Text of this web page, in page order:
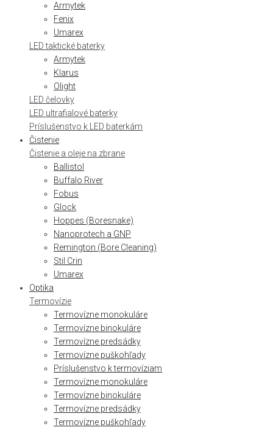
Armytek
Fenix
Umarex
LED taktické baterky
Armytek
Klarus
Olight
LED čelovky
LED ultrafialové baterky
Príslušenstvo k LED baterkám
Čistenie
Čistenie a oleje na zbrane
Ballistol
Buffalo River
Fobus
Glock
Hoppes (Boresnake)
Nanoprotech a GNP
Remington (Bore Cleaning)
Stil Crin
Umarex
Optika
Termovízie
Termovízne monokuláre
Termovízne binokuláre
Termovízne predsádky
Termovízne puškohľady
Príslušenstvo k termovíziam
Termovízne monokuláre
Termovízne binokuláre
Termovízne predsádky
Termovízne puškohľady